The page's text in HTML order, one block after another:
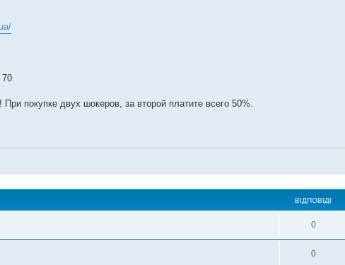
70
покупке двух шокеров, за второй платите всего 50%.
ВІДПОВІДІ
0
0